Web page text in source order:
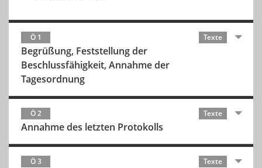
Ö 1 Texte
Begrüßung, Feststellung der
Beschlussfähigkeit, Annahme der
Tagesordnung
Ö 2 Texte
Annahme des letzten Protokolls
Ö 3 Texte